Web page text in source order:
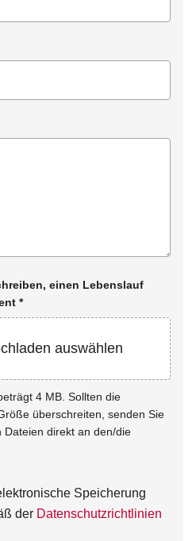
einen Lebenslauf
*
auswählen
4 MB. Sollten die
überschreiten, senden Sie
Dateien direkt an den/die
Speicherung
der Datenschutzrichtlinien